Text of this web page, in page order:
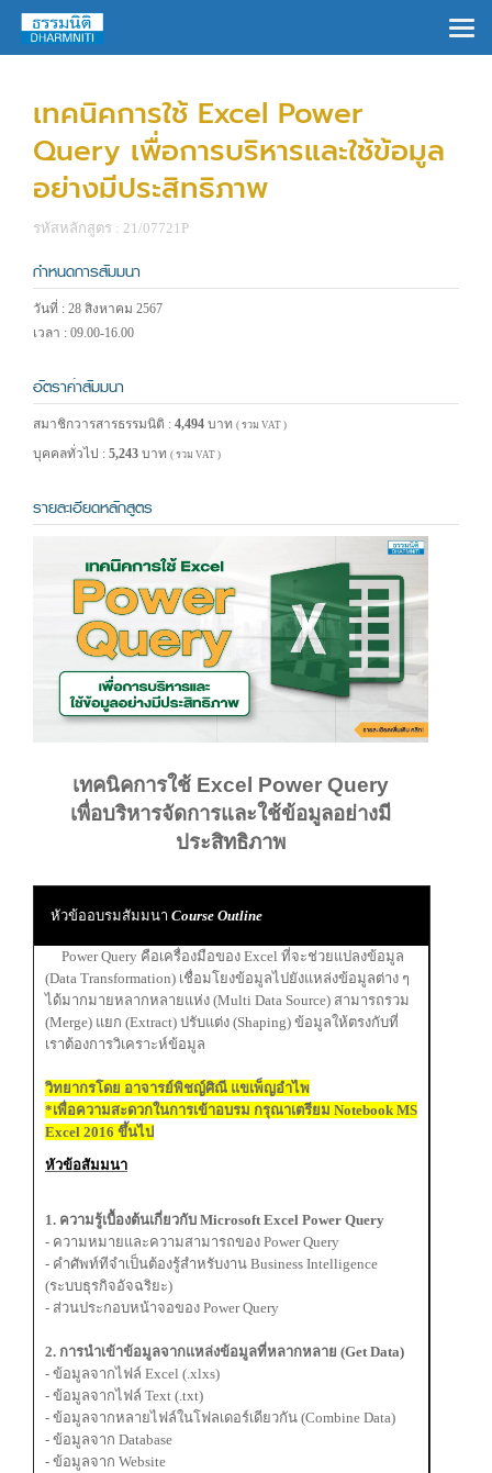
เทคนิคการใช้ Excel Power
Query เพื่อการบริหารและใช้ข้อมูล
อย่างมีประสิทธิภาพ
รหัสหลักสูตร : 21/07721P
กำหนดการสัมมนา
วันที่ : 28 สิงหาคม 2567
เวลา : 09.00-16.00
อัตราค่าสัมมนา
สมาชิกวารสารธรรมนิติ : 4,494 บาท ( รวม VAT )
บุคคลทั่วไป : 5,243 บาท ( รวม VAT )
รายละเอียดหลักสูตร
เทคนิคการใช้ Excel Power Query
เพื่อบริหารจัดการและใช้ข้อมูลอย่างมี
ประสิทธิภาพ
หัวข้ออบรมสัมมนา Course Outline
Power Query คือเครื่องมือของ Excel ที่จะช่วยแปลงข้อมูล
(Data Transformation) เชื่อมโยงข้อมูลไปยังแหล่งข้อมูลต่าง ๆ
ได้มากมายหลากหลายแห่ง (Multi Data Source) สามารถรวม
(Merge) แยก (Extract) ปรับแต่ง (Shaping) ข้อมูลให้ตรงกับที่
เราต้องการวิเคราะห์ข้อมูล
วิทยากรโดย อาจารย์พิชญ์ศิณี แขเพ็ญอำไพ
*เพื่อความสะดวกในการเข้าอบรม กรุณาเตรียม Notebook MS
Excel 2016 ขึ้นไป
หัวข้อสัมมนา
1. ความรู้เบื้องต้นเกี่ยวกับ Microsoft Excel Power Query
- ความหมายและความสามารถของ Power Query
- คำศัพท์ทีจำเป็นต้องรู้สำหรับงาน Business Intelligence
(ระบบธุรกิจอัจฉริยะ)
- ส่วนประกอบหน้าจอของ Power Query
2. การนำเข้าข้อมูลจากแหล่งข้อมูลที่หลากหลาย (Get Data)
- ข้อมูลจากไฟล์ Excel (.xlxs)
- ข้อมูลจากไฟล์ Text (.txt)
- ข้อมูลจากหลายไฟล์ในโฟลเดอร์เดียวกัน (Combine Data)
- ข้อมูลจาก Database
- ข้อมูลจาก Website
×